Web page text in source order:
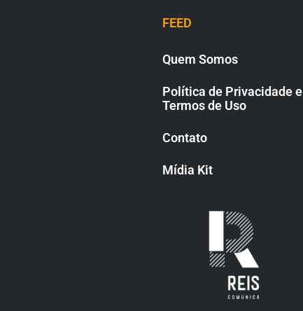
FEED
Quem Somos
Política de Privacidade e
Termos de Uso
Contato
Mídia Kit